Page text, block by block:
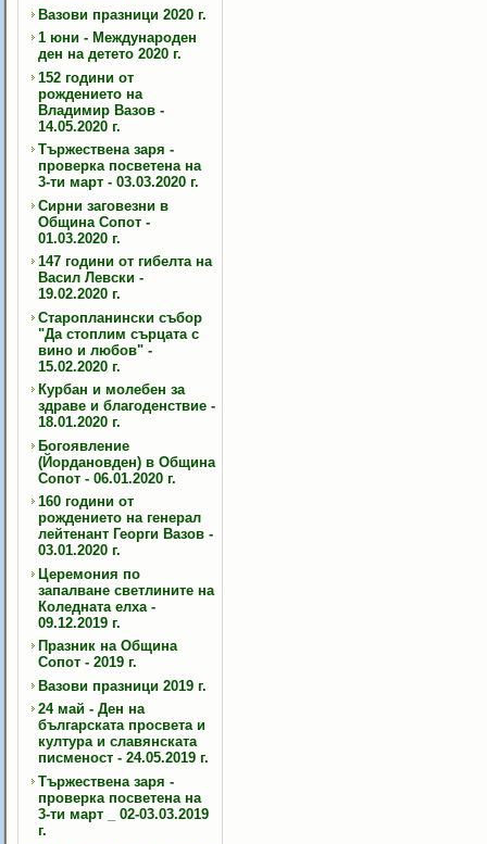
Вазови празници 2020 г.
1 юни - Международен
ден на детето 2020 г.
152 години от
рождението на
Владимир Вазов -
14.05.2020 г.
Тържествена заря -
проверка посветена на
3-ти март - 03.03.2020 г.
Сирни заговезни в
Община Сопот -
01.03.2020 г.
147 години от гибелта на
Васил Левски -
19.02.2020 г.
Старопланински събор
"Да стоплим сърцата с
вино и любов" -
15.02.2020 г.
Курбан и молебен за
здраве и благоденствие -
18.01.2020 г.
Богоявление
(Йордановден) в Община
Сопот - 06.01.2020 г.
160 години от
рождението на генерал
лейтенант Георги Вазов -
03.01.2020 г.
Церемония по
запалване светлините на
Коледната елха -
09.12.2019 г.
Празник на Община
Сопот - 2019 г.
Вазови празници 2019 г.
24 май - Ден на
българската просвета и
култура и славянската
писменост - 24.05.2019 г.
Тържествена заря -
проверка посветена на
3-ти март _ 02-03.03.2019
г.